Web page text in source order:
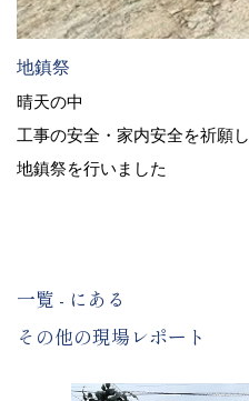
地鎮祭
晴天の中
工事の安全・家内安全を祈願し
地鎮祭を行いました
一覧 - にある
その他の現場レポート